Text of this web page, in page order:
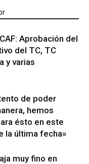
Aprobación del
del TC, TC
y varias
de poder
hemos
ésto en este
la última fecha»
muy fino en